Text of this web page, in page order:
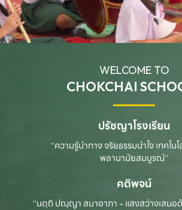
WELCOME TO
CHOKCHAI
ปรัชญาโรงเรียน
“ความรู้นำทาง จริยธรรมนำใจ เทคโน
พลานามัยสมบูรณ์”
คติพจน์
“นตฺถิ ปณฺญา สมาอาภา - แสงสว่างเสม